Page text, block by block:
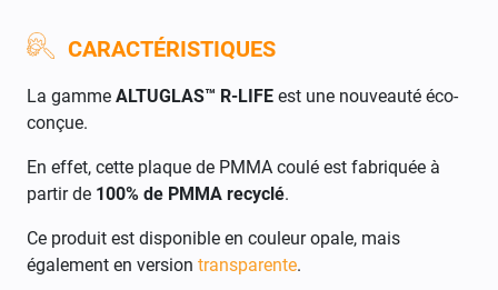
CARACTÉRISTIQUES
La gamme ALTUGLAS™ R-LIFE est une nouveauté éco-
conçue.
En effet, cette plaque de PMMA coulé est fabriquée à
partir de 100% de PMMA recyclé.
Ce produit est disponible en couleur opale, mais
également en version transparente.